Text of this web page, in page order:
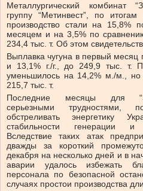
Металлургический комбинат
группу “Метинвест”, по
производство стали на 15,8%
месяцем и на 3,5% по
234,4 тыс. т. Об этом
Выплавка чугуна в первый месяц
и 13,1% г./г., до 249,9 тыс. т.
уменьшилось на 14,2% м./м., но
215,7 тыс. т.
Последние месяцы для
серьезными трудностями,
обстреливать энергетику
стабильности генерации и
Вследствие таких атак
дважды за короткий
декабря на несколько дней и в
аварии удалось избежать
персонала по безопасной
случаях простои производства